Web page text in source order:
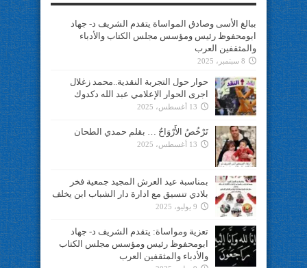
ببالغ الأسى وصادق المواساة يتقدم الشريف د- جهاد
ابومحفوظ رئيس ومؤسس مجلس الكتاب والأدباء
والمثقفين العرب
8 سبتمبر، 2025
حوار حول التجربة النقدية..محمد زغلال
اجرى الحوار الإعلامي عبد الله دكدوك
13 أغسطس، 2025
تَرْخُصُ الأَرْوَاحُ … بقلم حمدي الطحان
13 أغسطس، 2025
بمناسبة عيد العرش المجيد جمعية فخر
بلادي تنسيق مع ادارة دار الشباب ابن يخلف
9 يوليو، 2025
تعزية ومواساة: يتقدم الشريف د- جهاد
ابومحفوظ رئيس ومؤسس مجلس الكتاب
والأدباء والمثقفين العرب